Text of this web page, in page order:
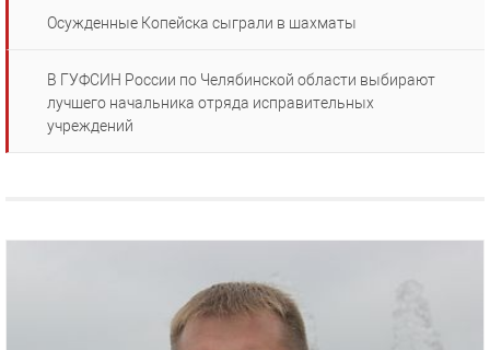
Осужденные Копейска сыграли в шахматы
В ГУФСИН России по Челябинской области выбирают
лучшего начальника отряда исправительных
учреждений